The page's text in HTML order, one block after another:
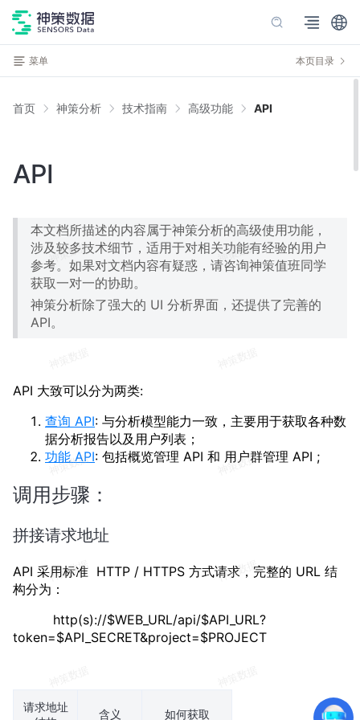
菜单 本页目录
首页 神策分析 技术指南 高级功能 API
API
本文档所描述的内容属于神策分析的高级使用功能，
涉及较多技术细节，适用于对相关功能有经验的用户
参考。如果对文档内容有疑惑，请咨询神策值班同学
获取一对一的协助。
神策分析除了强大的 UI 分析界面，还提供了完善的
API。
API 大致可以分为两类:
查询 API: 与分析模型能力一致，主要用于获取各种数
据分析报告以及用户列表；
功能 API: 包括概览管理 API 和 用户群管理 API ;
调用步骤：
拼接请求地址
API 采用标准 HTTP / HTTPS 方式请求，完整的 URL 结
构分为：
http(s)://$WEB_URL/api/$API_URL?
token=$API_SECRET&project=$PROJECT
请求地址
含义 如何获取